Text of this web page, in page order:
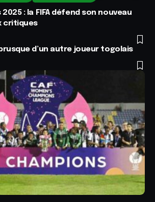
: la FIFA défend son nouveau
critiques
d’un autre joueur togolais